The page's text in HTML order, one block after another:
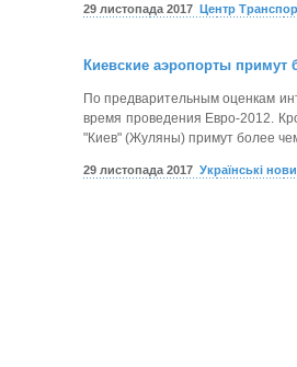
29 листопада 2017 Центр
Киевские аэропорты
По предварительным оценкам
время проведения Евро-2012.
"Киев" (Жуляны) примут более
29 листопада 2017 Українські